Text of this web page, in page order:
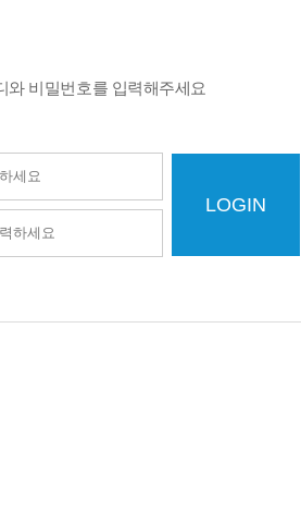
와 비밀번호를 입력해주세요